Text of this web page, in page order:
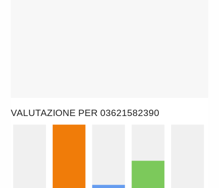
VALUTAZIONE PER 03621582390